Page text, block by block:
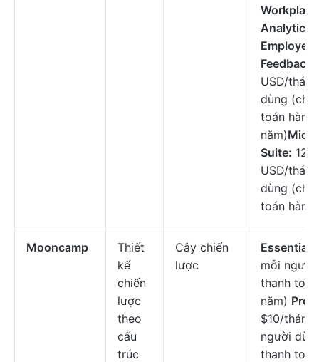
Workplace
Analytics
Employee
Feedback:
USD/
dùng (chỉ
toán hàng
năm)
Suite: 12
USD/
dùng (chỉ
toán hàng
Mooncamp
Thiết
kế
chiến
lược
theo
cấu
trúc
Cây chiến
lược
Essential
mỗi người
thanh
năm)
$10/tháng
người
thanh